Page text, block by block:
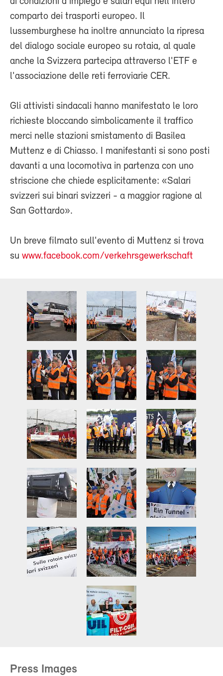
comparto dei trasporti europeo. Il
lussemburghese ha inoltre annunciato la ripresa
del dialogo sociale europeo su rotaia, al quale
anche la Svizzera partecipa attraverso l'ETF e
l'associazione delle reti ferroviarie CER.
Gli attivisti sindacali hanno manifestato le loro
richieste bloccando simbolicamente il traffico
merci nelle stazioni smistamento di Basilea
Muttenz e di Chiasso. I manifestanti si sono posti
davanti a una locomotiva in partenza con uno
striscione che chiede esplicitamente: «Salari
svizzeri sui binari svizzeri - a maggior ragione al
San Gottardo».
Un breve filmato sull'evento di Muttenz si trova
su www.facebook.com/verkehrsgewerkschaft
Press Images